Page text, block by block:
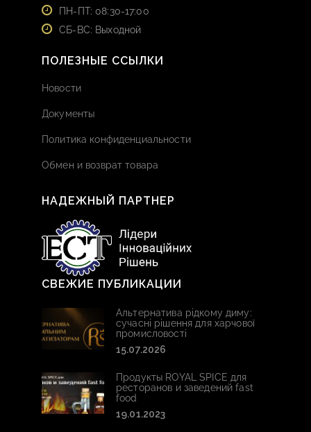
ПН-ПТ: 08:30-17:00
СБ-ВС: Выходной
ПОЛЕЗНЫЕ ССЫЛКИ
Новости
Документы
Политика конфиденциальности
Обмен и возврат товара
НАДЕЖНЫЙ ПАРТНЕР
СВЕЖИЕ ПУБЛИКАЦИИ
Альтернатива рідкому диму:
сучасні рішення для харчової
промисловості
15.07.2026
Продукты ROYAL SPICE для
ресторанов и заведений fast
food
19.01.2023